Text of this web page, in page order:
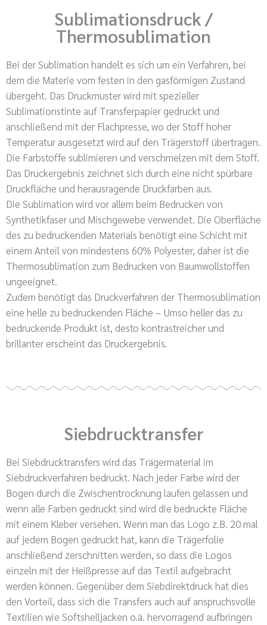
Sublimationsdruck /
Thermosublimation
Bei der Sublimation handelt es sich um ein Verfahren, bei
dem die Materie vom festen in den gasförmigen Zustand
übergeht. Das Druckmuster wird mit spezieller
Sublimationstinte auf Transferpapier gedruckt und
anschließend mit der Flachpresse, wo der Stoff hoher
Temperatur ausgesetzt wird auf den Trägerstoff übertragen.
Die Farbstoffe sublimieren und verschmelzen mit dem Stoff.
Das Druckergebnis zeichnet sich durch eine nicht spürbare
Druckfläche und herausragende Druckfarben aus.
Die Sublimation wird vor allem beim Bedrucken von
Synthetikfaser und Mischgewebe verwendet. Die Oberfläche
des zu bedruckenden Materials benötigt eine Schicht mit
einem Anteil von mindestens 60% Polyester, daher ist die
Thermosublimation zum Bedrucken von Baumwollstoffen
ungeeignet.
Zudem benötigt das Druckverfahren der Thermosublimation
eine helle zu bedruckenden Fläche – Umso heller das zu
bedruckende Produkt ist, desto kontrastreicher und
brillanter erscheint das Druckergebnis.
Siebdrucktransfer
Bei Siebdrucktransfers wird das Trägermaterial im
Siebdruckverfahren bedruckt. Nach jeder Farbe wird der
Bogen durch die Zwischentrocknung laufen gelassen und
wenn alle Farben gedruckt sind wird die bedruckte Fläche
mit einem Kleber versehen. Wenn man das Logo z.B. 20 mal
auf jedem Bogen gedruckt hat, kann die Trägerfolie
anschließend zerschnitten werden, so dass die Logos
einzeln mit der Heißpresse auf das Textil aufgebracht
werden können. Gegenüber dem Siebdirektdruck hat dies
den Vorteil, dass sich die Transfers auch auf anspruchsvolle
Textilien wie Softshelljacken o.ä. hervorragend aufbringen